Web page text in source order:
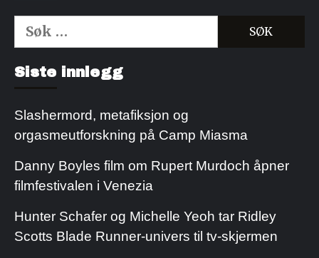
Søk
etter:
Siste innlegg
Slashermord, metafiksjon og
orgasmeutforskning på Camp Miasma
Danny Boyles film om Rupert Murdoch åpner
filmfestivalen i Venezia
Hunter Schafer og Michelle Yeoh tar Ridley
Scotts Blade Runner-univers til tv-skjermen